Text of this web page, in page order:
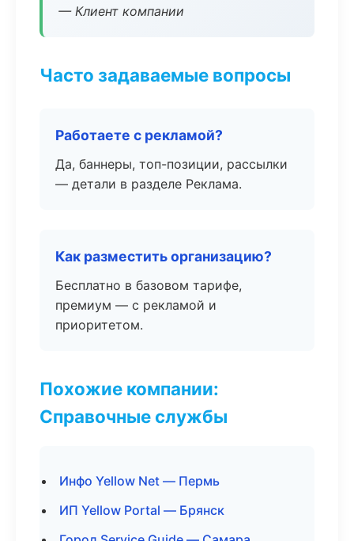
— Клиент компании
Часто задаваемые вопросы
Работаете с рекламой?
Да, баннеры, топ-позиции, рассылки
— детали в разделе Реклама.
Как разместить организацию?
Бесплатно в базовом тарифе,
премиум — с рекламой и
приоритетом.
Похожие компании:
Справочные службы
Инфо Yellow Net — Пермь
ИП Yellow Portal — Брянск